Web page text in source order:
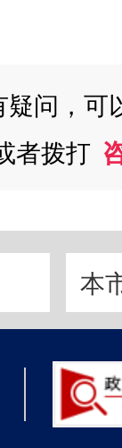
疑问，
者拨打
本